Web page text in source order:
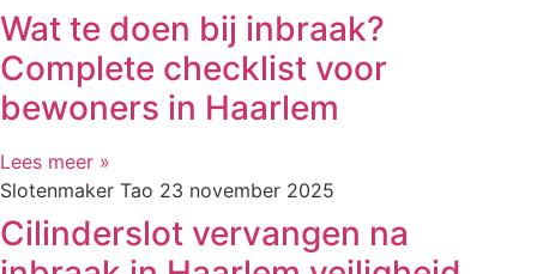
Wat te doen bij inbraak?
Complete checklist voor
bewoners in Haarlem
Lees meer »
Slotenmaker Tao 23 november 2025
Cilinderslot vervangen na